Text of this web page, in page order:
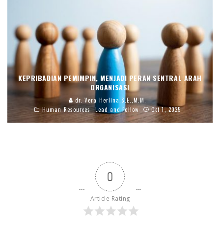
KEPRIBADIAN PEMIMPIN, MENJADI PERAN SENTRAL ARAH
ORGANISASI
dr. Vera Herlina,S.E.,M.M.
Human Resources
Lead and Follow Oct 1, 2025
0
Article Rating